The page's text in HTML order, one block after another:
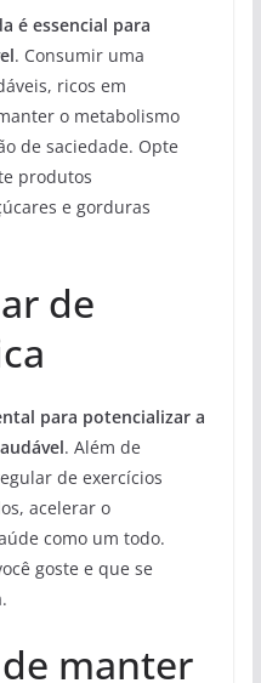
é essencial para
. Consumir uma
ricos em
o metabolismo
de saciedade. Opte
produtos
e gorduras
de
para potencializar a
. Além de
de exercícios
acelerar o
como um todo.
goste e que se
manter